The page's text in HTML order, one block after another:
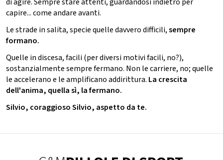
di agire. Sempre stare attenti, guardandosi indietro per
capire... come andare avanti.
Le strade in salita, specie quelle davvero difficili,sempre
formano.
Quelle in discesa, facili (per diversi motivi facili, no?),
sostanzialmente sempre fermano. Non le carriere, no; quelle
le accelerano e le amplificano addirittura. La crescita
dell'anima, quella sì, la fermano.
Silvio, coraggioso Silvio, aspetto da te.